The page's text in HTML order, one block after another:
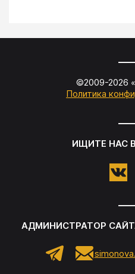
©2009-2026 «
Политика
ИЩИТЕ НАС
АДМИНИСТРАТОР